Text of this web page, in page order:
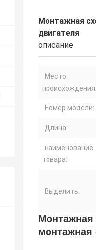
Монтажная
двигателя
описание
Место
происхождения:
Номер модели:
Длина:
наименование
товара:
Выделить:
Монтажная
монтажная